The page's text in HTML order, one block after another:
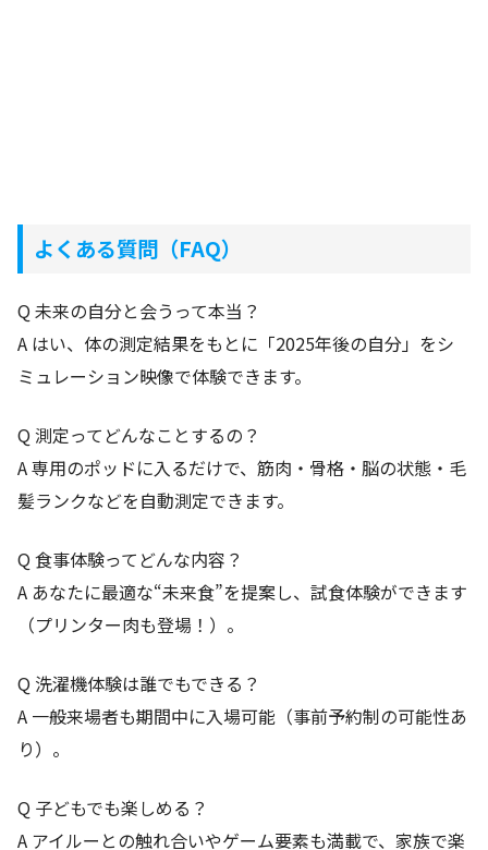
よくある質問（FAQ）
Q 未来の自分と会うって本当？
A はい、体の測定結果をもとに「2025年後の自分」をシ
ミュレーション映像で体験できます。
Q 測定ってどんなことするの？
A 専用のポッドに入るだけで、筋肉・骨格・脳の状態・毛
髪ランクなどを自動測定できます。
Q 食事体験ってどんな内容？
A あなたに最適な“未来食”を提案し、試食体験ができます
（プリンター肉も登場！）。
Q 洗濯機体験は誰でもできる？
A 一般来場者も期間中に入場可能（事前予約制の可能性あ
り）。
Q 子どもでも楽しめる？
A アイルーとの触れ合いやゲーム要素も満載で、家族で楽